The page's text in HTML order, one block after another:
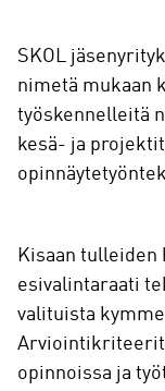
SKOL
nimetä mukaan
työskennelleitä
kesä- ja
Kisaan
esivalintaraati
valituista
Arviointikriteerit
opinnoissa ja